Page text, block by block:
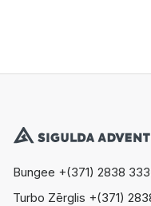
Bungee +(371) 2838
Turbo Zērglis +(371)